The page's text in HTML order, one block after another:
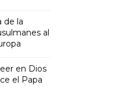
de la
al
en Dios
el Papa